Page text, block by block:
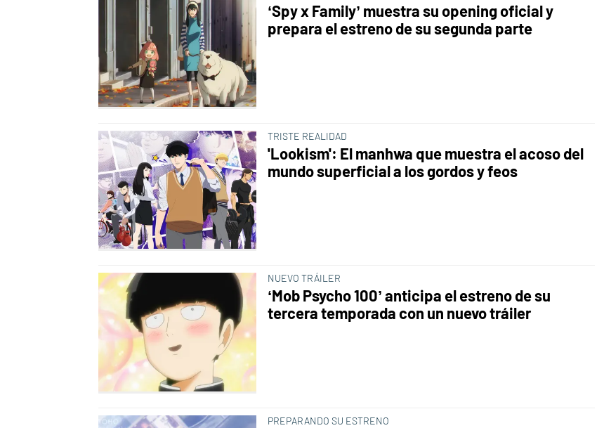
‘Spy x Family’ muestra su opening oficial y
prepara el estreno de su segunda parte
TRISTE REALIDAD
'Lookism': El manhwa que muestra el acoso del
mundo superficial a los gordos y feos
NUEVO TRÁILER
‘Mob Psycho 100’ anticipa el estreno de su
tercera temporada con un nuevo tráiler
PREPARANDO SU ESTRENO